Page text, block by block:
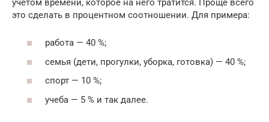
учетом времени, которое на него тратится. Проще всего
это сделать в процентном соотношении. Для примера:
работа — 40 %;
семья (дети, прогулки, уборка, готовка) — 40 %;
спорт — 10 %;
учеба — 5 % и так далее.